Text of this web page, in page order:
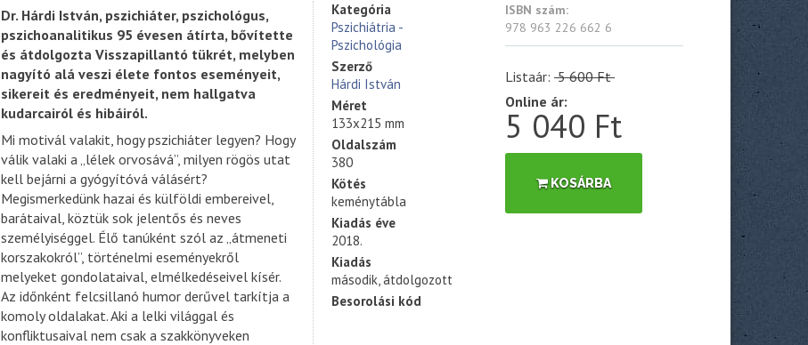
Dr. Hárdi István, pszichiáter, pszichológus,
pszichoanalitikus 95 évesen átírta, bővítette
és átdolgozta Visszapillantó tükrét, melyben
nagyító alá veszi élete fontos eseményeit,
sikereit és eredményeit, nem hallgatva
kudarcairól és hibáiról.
Mi motivál valakit, hogy pszichiáter legyen? Hogy
válik valaki a „lélek orvosává”, milyen rögös utat
kell bejárni a gyógyítóvá válásért?
Megismerkedünk hazai és külföldi embereivel,
barátaival, köztük sok jelentős és neves
személyiséggel. Élő tanúként szól az „átmeneti
korszakokról”, történelmi eseményekről
melyeket gondolataival, elmélkedéseivel kísér.
Az időnként felcsillanó humor derűvel tarkítja a
komoly oldalakat. Aki a lelki világgal és
konfliktusaival nem csak a szakkönyveken
Kategória
Pszichiátria -
Pszichológia
Szerző
Hárdi István
Méret
133x215 mm
Oldalszám
380
Kötés
keménytábla
Kiadás éve
2018.
Kiadás
második, átdolgozott
Besorolási kód
ISBN szám:
978 963 226 662 6
Listaár: 5 600 Ft
Online ár:
5 040 Ft
KOSÁRBA